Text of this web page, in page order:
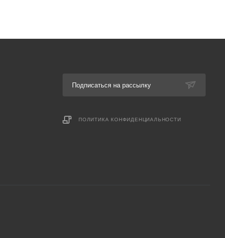
Подписаться на рассылку
ПОЛИТИКА КОНФИДЕНЦИАЛЬНОСТИ